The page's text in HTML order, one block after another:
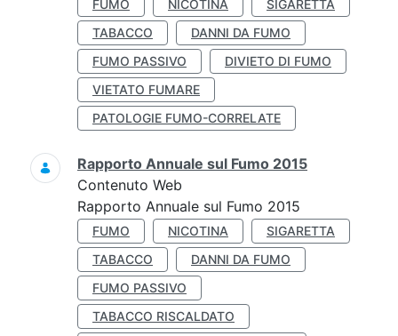
FUMO NICOTINA
SIGARETTA
TABACCO
DANNI DA FUMO
FUMO PASSIVO
DIVIETO DI FUMO
VIETATO FUMARE
PATOLOGIE FUMO-CORRELATE
Rapporto Annuale sul Fumo 2015
Contenuto Web
Rapporto Annuale sul Fumo 2015
FUMO NICOTINA
SIGARETTA
TABACCO
DANNI DA FUMO
FUMO PASSIVO
TABACCO RISCALDATO